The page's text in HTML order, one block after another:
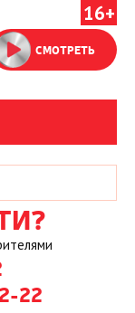
16+
СМОТРЕТЬ
22